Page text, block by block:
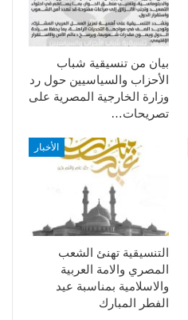
بيان من تنسيقية شباب
الأحزاب والسياسيين حول رد
وزارة الخارجية المصرية على
تصريحات…
الأخبار
التنسيقية تهنئ الشعب
المصري والامة العربية
والاسلامية بمناسبة عيد
الفطر المبارك